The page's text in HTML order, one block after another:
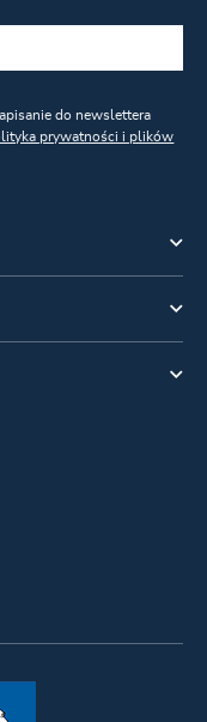
do newslettera
prywatności i plików